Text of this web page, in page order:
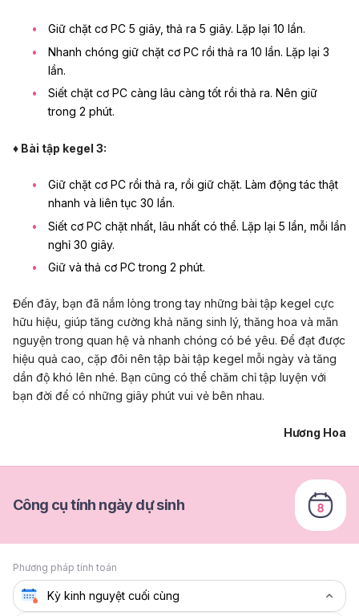
Giữ chặt cơ PC 5 giây, thả ra 5 giây. Lặp lại 10 lần.
Nhanh chóng giữ chặt cơ PC rồi thả ra 10 lần. Lặp lại 3
lần.
Siết chặt cơ PC càng lâu càng tốt rồi thả ra. Nên giữ
trong 2 phút.
♦ Bài tập kegel 3:
Giữ chặt cơ PC rồi thả ra, rồi giữ chặt. Làm động tác thật
nhanh và liên tục 30 lần.
Siết cơ PC chặt nhất, lâu nhất có thể. Lặp lại 5 lần, mỗi lần
nghỉ 30 giây.
Giữ và thả cơ PC trong 2 phút.
Đến đây, bạn đã nắm lòng trong tay những bài tập kegel cực
hữu hiệu, giúp tăng cường khả năng sinh lý, thăng hoa và mãn
nguyện trong quan hệ và nhanh chóng có bé yêu. Để đạt được
hiệu quả cao, cặp đôi nên tập bài tập kegel mỗi ngày và tăng
dần độ khó lên nhé. Bạn cũng có thể chăm chỉ tập luyện với
bạn đời để có những giây phút vui vẻ bên nhau.
Hương Hoa
Công cụ tính ngày dự sinh
Phương pháp tính toán